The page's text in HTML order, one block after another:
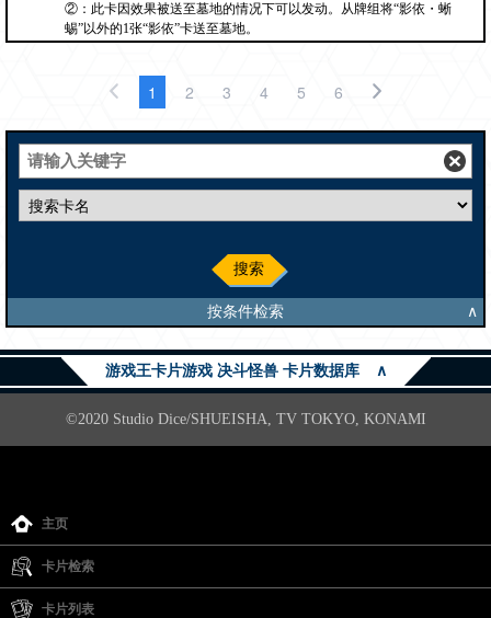
②：此卡因效果被送至墓地的情况下可以发动。从牌组将“影依・蜥
蜴”以外的1张“影依”卡送至墓地。
1 2 3 4 5 6
搜索
按条件检索 ∧
游戏王卡片游戏 决斗怪兽 卡片数据库 ∧
©2020 Studio Dice/SHUEISHA, TV TOKYO, KONAMI
主页
卡片检索
卡片列表